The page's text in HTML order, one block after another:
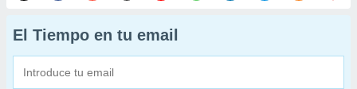
El Tiempo en tu email